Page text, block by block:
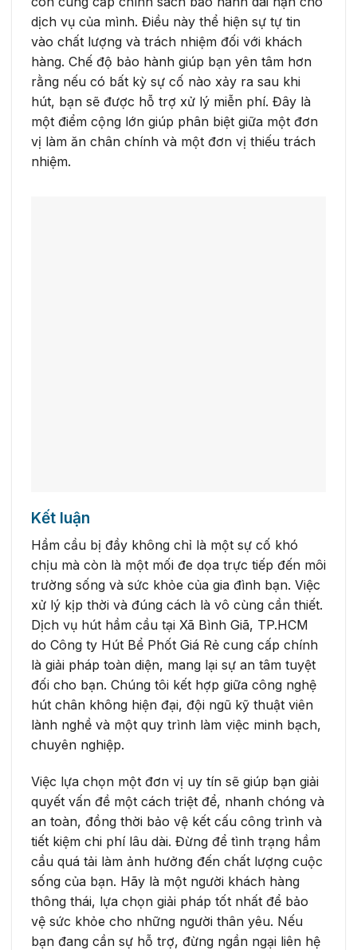
dịch vụ của mình. Điều này thể hiện sự tự tin
vào chất lượng và trách nhiệm đối với khách
hàng. Chế độ bảo hành giúp bạn yên tâm hơn
rằng nếu có bất kỳ sự cố nào xảy ra sau khi
hút, bạn sẽ được hỗ trợ xử lý miễn phí. Đây là
một điểm cộng lớn giúp phân biệt giữa một đơn
vị làm ăn chân chính và một đơn vị thiếu trách
nhiệm.
Kết luận
Hầm cầu bị đầy không chỉ là một sự cố khó
chịu mà còn là một mối đe dọa trực tiếp đến môi
trường sống và sức khỏe của gia đình bạn. Việc
xử lý kịp thời và đúng cách là vô cùng cần thiết.
Dịch vụ hút hầm cầu tại Xã Bình Giã, TP.HCM
do Công ty Hút Bể Phốt Giá Rẻ cung cấp chính
là giải pháp toàn diện, mang lại sự an tâm tuyệt
đối cho bạn. Chúng tôi kết hợp giữa công nghệ
hút chân không hiện đại, đội ngũ kỹ thuật viên
lành nghề và một quy trình làm việc minh bạch,
chuyên nghiệp.
Việc lựa chọn một đơn vị uy tín sẽ giúp bạn giải
quyết vấn đề một cách triệt để, nhanh chóng và
an toàn, đồng thời bảo vệ kết cấu công trình và
tiết kiệm chi phí lâu dài. Đừng để tình trạng hầm
cầu quá tải làm ảnh hưởng đến chất lượng cuộc
sống của bạn. Hãy là một người khách hàng
thông thái, lựa chọn giải pháp tốt nhất để bảo
vệ sức khỏe cho những người thân yêu. Nếu
bạn đang cần sự hỗ trợ, đừng ngần ngại liên hệ